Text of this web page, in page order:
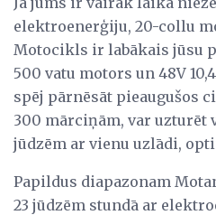
elektroenerģiju, 20-collu
Motocikls ir labākais jūsu
500 vatu motors un 48V
spēj pārnēsāt pieaugušos
300 mārciņām, var uzturēt
jūdzēm ar vienu uzlādi,
Papildus diapazonam
23 jūdzēm stundā ar